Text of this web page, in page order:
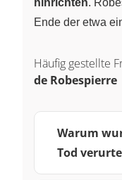
hinrichten.
Ende der etwa
Häufig gestellte
de Robespierre
Warum
Tod